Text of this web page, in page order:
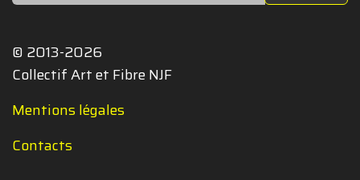
© 2013-2026
Collectif Art et Fibre NJF
Mentions légales
Contacts